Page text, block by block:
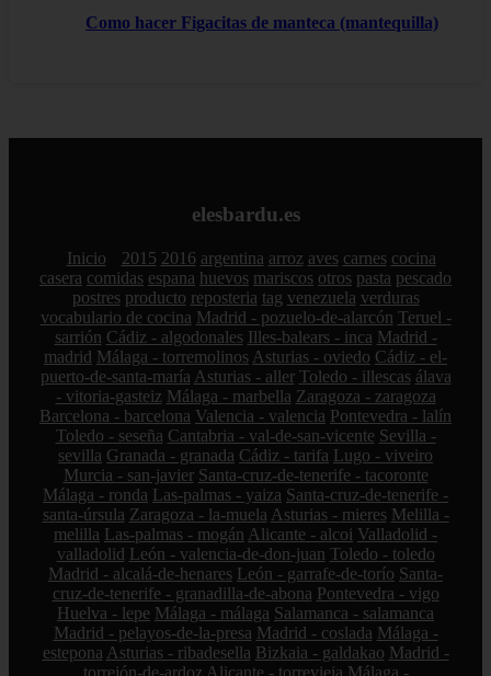
Como hacer Figacitas de manteca (mantequilla)
elesbardu.es
Inicio 2015 2016 argentina arroz aves carnes cocina
casera comidas espana huevos mariscos otros pasta pescado
postres producto reposteria tag venezuela verduras
vocabulario de cocina Madrid - pozuelo-de-alarcón Teruel -
sarrión Cádiz - algodonales Illes-balears - inca Madrid -
madrid Málaga - torremolinos Asturias - oviedo Cádiz - el-
puerto-de-santa-maría Asturias - aller Toledo - illescas álava
- vitoria-gasteiz Málaga - marbella Zaragoza - zaragoza
Barcelona - barcelona Valencia - valencia Pontevedra - lalín
Toledo - seseña Cantabria - val-de-san-vicente Sevilla -
sevilla Granada - granada Cádiz - tarifa Lugo - viveiro
Murcia - san-javier Santa-cruz-de-tenerife - tacoronte
Málaga - ronda Las-palmas - yaiza Santa-cruz-de-tenerife -
santa-úrsula Zaragoza - la-muela Asturias - mieres Melilla -
melilla Las-palmas - mogán Alicante - alcoi Valladolid -
valladolid León - valencia-de-don-juan Toledo - toledo
Madrid - alcalá-de-henares León - garrafe-de-torío Santa-
cruz-de-tenerife - granadilla-de-abona Pontevedra - vigo
Huelva - lepe Málaga - málaga Salamanca - salamanca
Madrid - pelayos-de-la-presa Madrid - coslada Málaga -
estepona Asturias - ribadesella Bizkaia - galdakao Madrid -
torrejón-de-ardoz Alicante - torrevieja Málaga -